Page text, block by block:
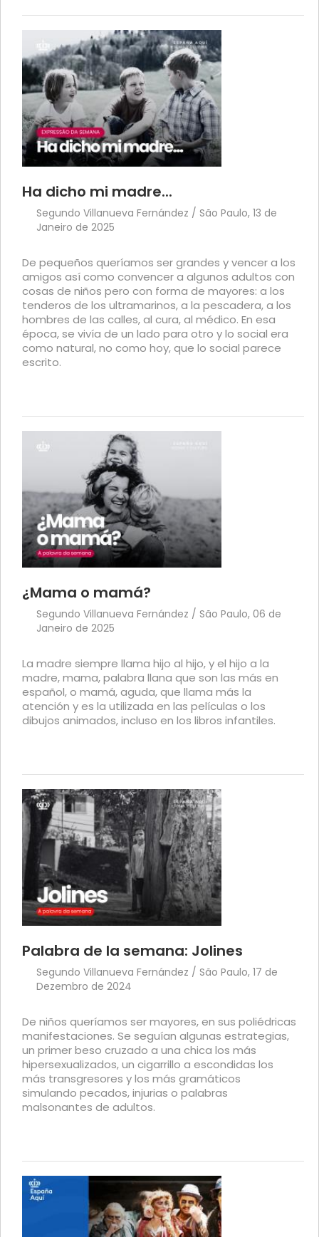
Ha dicho mi madre...
Segundo Villanueva Fernández / São Paulo, 13 de
Janeiro de 2025
De pequeños queríamos ser grandes y vencer a los
amigos así como convencer a algunos adultos con
cosas de niños pero con forma de mayores: a los
tenderos de los ultramarinos, a la pescadera, a los
hombres de las calles, al cura, al médico. En esa
época, se vivía de un lado para otro y lo social era
como natural, no como hoy, que lo social parece
escrito.
¿Mama o mamá?
Segundo Villanueva Fernández / São Paulo, 06 de
Janeiro de 2025
La madre siempre llama hijo al hijo, y el hijo a la
madre, mama, palabra llana que son las más en
español, o mamá, aguda, que llama más la
atención y es la utilizada en las películas o los
dibujos animados, incluso en los libros infantiles.
Palabra de la semana: Jolines
Segundo Villanueva Fernández / São Paulo, 17 de
Dezembro de 2024
De niños queríamos ser mayores, en sus poliédricas
manifestaciones. Se seguían algunas estrategias,
un primer beso cruzado a una chica los más
hipersexualizados, un cigarrillo a escondidas los
más transgresores y los más gramáticos
simulando pecados, injurias o palabras
malsonantes de adultos.